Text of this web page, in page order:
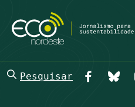
Pesquisar